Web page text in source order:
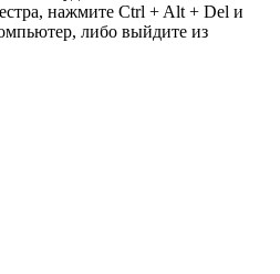
нажмите Ctrl + Alt + Del и
либо выйдите из